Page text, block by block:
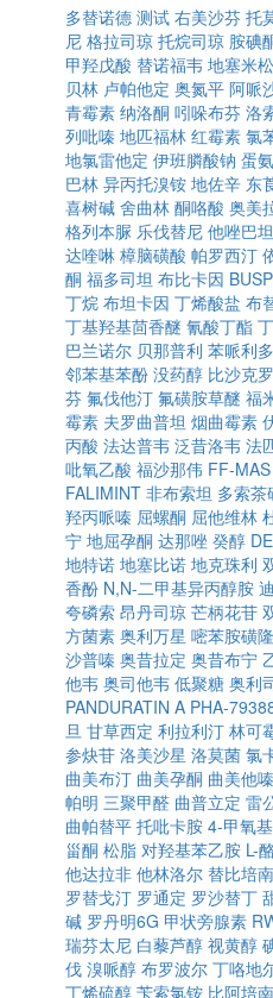
多替诺德 测试 右美沙芬 托
尼 格拉司琼 托烷司琼 胺碘
甲羟戊酸 替诺福韦 地塞米松
贝林 卢帕他定 奥氮平 阿哌
青霉素 纳洛酮 吲哚布芬 洛
列吡嗪 地匹福林 红霉素 氯
地氯雷他定 伊班膦酸钠 蛋
巴林 异丙托溴铵 地佐辛 东
喜树碱 舍曲林 酮咯酸 奥美
格列本脲 乐伐替尼 他唑巴坦
达喹啉 樟脑磺酸 帕罗西汀
酮 福多司坦 布比卡因
丁烷 布坦卡因 丁烯酸盐 布
丁基羟基茴香醚 氰酸丁酯
巴兰诺尔 贝那普利 苯哌利多
邻苯基苯酚 没药醇 比沙克罗
芬 氟伐他汀 氟磺胺草醚 福
霉素 夫罗曲普坦 烟曲霉素
丙酸 法达普韦 泛昔洛韦 法
吡氧乙酸 福沙那伟 FF-MAS
FALIMINT 非布索坦 多索茶
羟丙哌嗪 屈螺酮 屈他维林
宁 地屈孕酮 达那唑 癸醇
地特诺 地塞比诺 地克珠利
香酚 N,N-二甲基异丙醇胺
夸磷索 昂丹司琼 芒柄花苷
方菌素 奥利万星 嘧苯胺磺隆
沙普嗪 奥昔拉定 奥昔布宁
他韦 奥司他韦 低聚糖 奥利
PANDURATIN A PHA-
旦 甘草西定 利拉利汀 林可
参炔苷 洛美沙星 洛莫菌 氯
曲美布汀 曲美孕酮 曲美他嗪
帕明 三聚甲醛 曲普立定 雷
曲帕替平 托吡卡胺 4-甲氧
甾酮 松脂 对羟基苯乙胺 L-
他达拉非 他林洛尔 替比培
罗替戈汀 罗通定 罗沙替丁
碱 罗丹明6G 甲状旁腺素
瑞芬太尼 白藜芦醇 视黄醇
伐 溴哌醇 布罗波尔 丁咯地
丁烯硫醇 苄索氯铵 比阿培南